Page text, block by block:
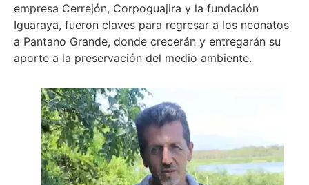
empresa Cerrejón, Corpoguajira y la fundación
Iguaraya, fueron claves para regresar a los neonatos
a Pantano Grande, donde crecerán y entregarán su
aporte a la preservación del medio ambiente.